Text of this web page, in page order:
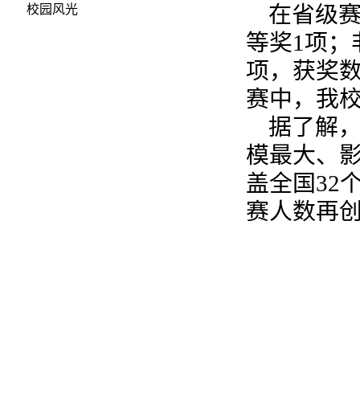
校园风光
在省级
等奖1项；
项，获奖
赛中，我
据了解
模最大、
盖全国32
赛人数再